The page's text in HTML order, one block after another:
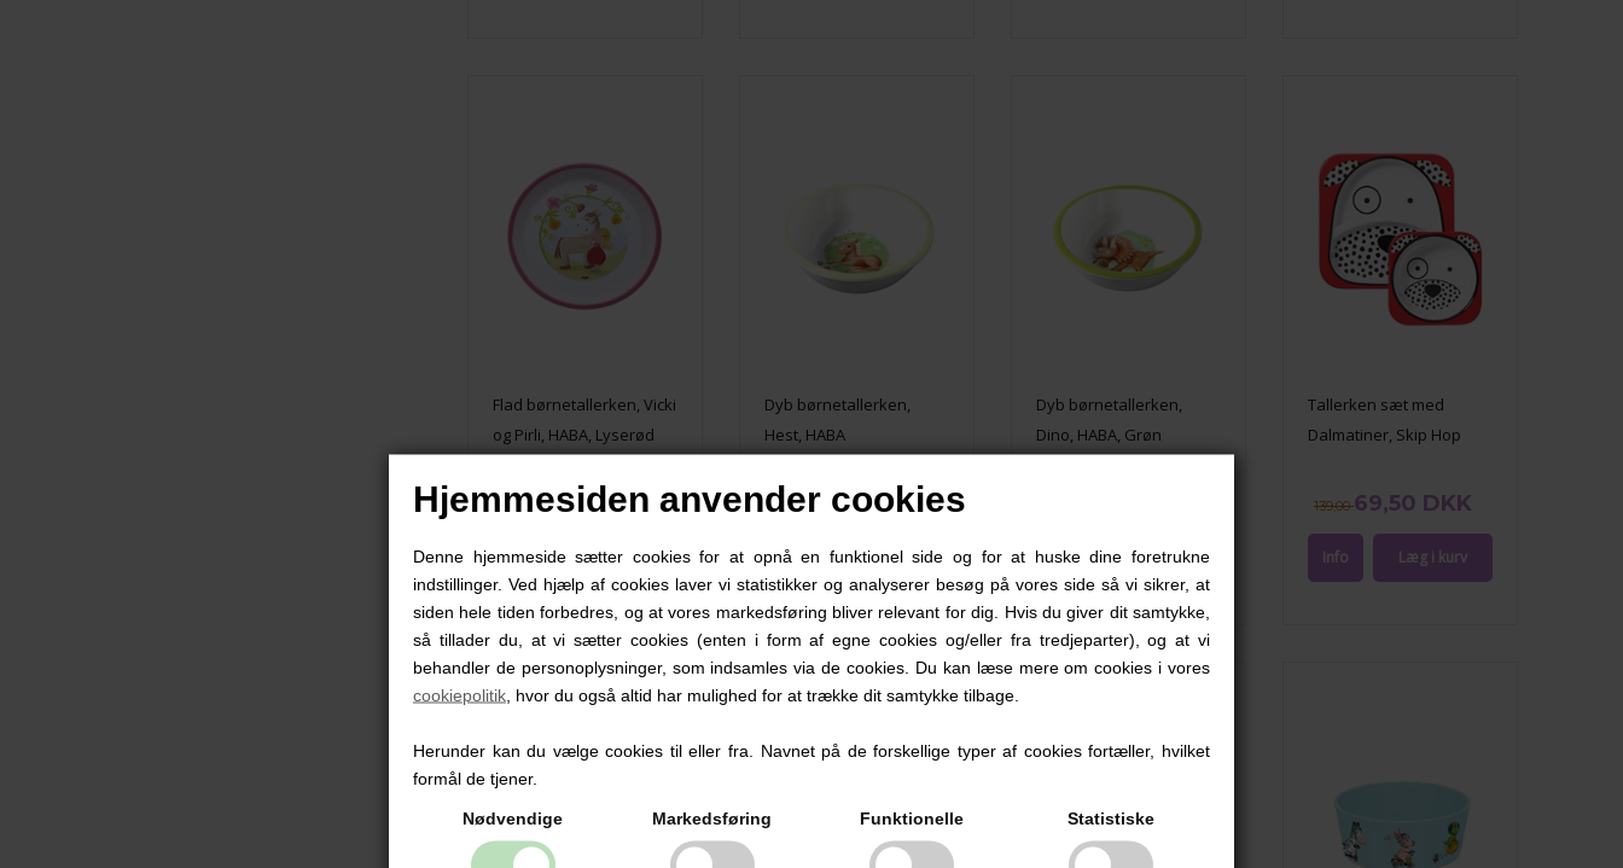
Hjemmesiden anvender cookies
Denne hjemmeside sætter cookies for at opnå en funktionel side og for at huske dine foretrukne
indstillinger. Ved hjælp af cookies laver vi statistikker og analyserer besøg på vores side så vi sikrer, at
siden hele tiden forbedres, og at vores markedsføring bliver relevant for dig. Hvis du giver dit samtykke,
så tillader du, at vi sætter cookies (enten i form af egne cookies og/eller fra tredjeparter), og at vi
behandler de personoplysninger, som indsamles via de cookies. Du kan læse mere om cookies i vores
cookiepolitik , hvor du også altid har mulighed for at trække dit samtykke tilbage.
Herunder kan du vælge cookies til eller fra. Navnet på de forskellige typer af cookies fortæller, hvilket
formål de tjener.
Nødvendige Markedsføring Funktionelle Statistiske
Flad børnetallerken, Vicki
og Pirli, HABA, Lyserød
49,00 DKK
Dyb børnetallerken,
Hest, HABA
79,00 DKK
Dyb børnetallerken,
Dino, HABA, Grøn
Tallerken sæt med
Dalmatiner, Skip Hop
139,0069,50 DKK